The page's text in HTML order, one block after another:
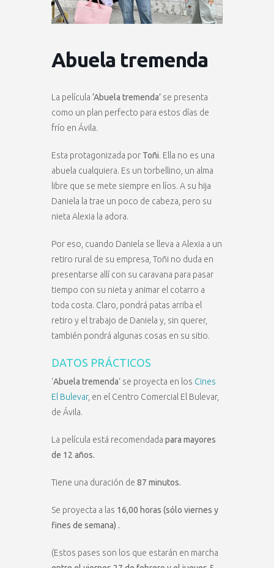
Abuela tremenda
La película ‘Abuela tremenda’ se presenta
como un plan perfecto para estos días de
frío en Ávila.
Esta protagonizada por Toñi. Ella no es una
abuela cualquiera. Es un torbellino, un alma
libre que se mete siempre en líos. A su hija
Daniela la trae un poco de cabeza, pero su
nieta Alexia la adora.
Por eso, cuando Daniela se lleva a Alexia a un
retiro rural de su empresa, Toñi no duda en
presentarse allí con su caravana para pasar
tiempo con su nieta y animar el cotarro a
toda costa. Claro, pondrá patas arriba el
retiro y el trabajo de Daniela y, sin querer,
también pondrá algunas cosas en su sitio.
DATOS PRÁCTICOS
‘Abuela tremenda‘ se proyecta en los Cines
El Bulevar, en el Centro Comercial El Bulevar,
de Ávila.
La película está recomendada para mayores
de 12 años.
Tiene una duración de 87 minutos.
Se proyecta a las 16,00 horas (sólo viernes y
fines de semana) .
(Estos pases son los que estarán en marcha